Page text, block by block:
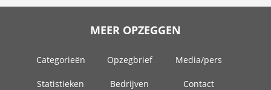
MEER OPZEGGEN
Categorieën Opzegbrief Media/pers
Statistieken Bedrijven Contact